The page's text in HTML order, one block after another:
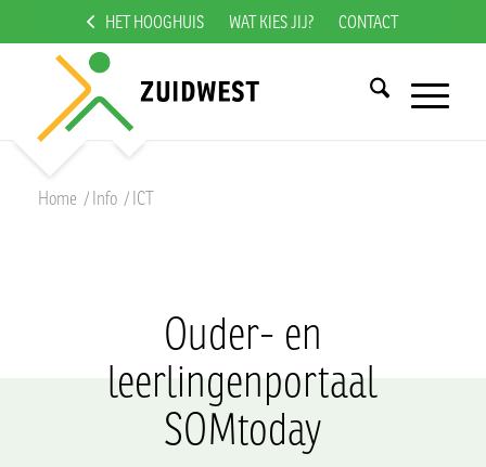
HET HOOGHUIS WAT KIES JIJ? CONTACT
Home /Info /ICT
Ouder- en
leerlingenportaal
SOMtoday